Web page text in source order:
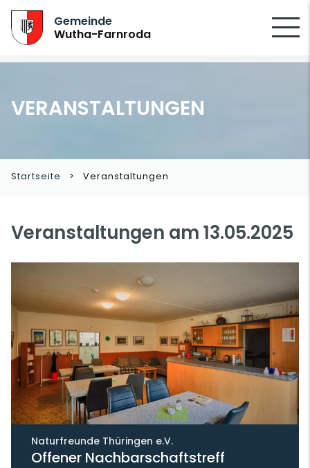
Gemeinde
Wutha-Farnroda
VERANSTALTUNGEN
Startseite Veranstaltungen
Veranstaltungen am 13.05.2025
Naturfreunde Thüringen e.V.
Offener Nachbarschaftstreff